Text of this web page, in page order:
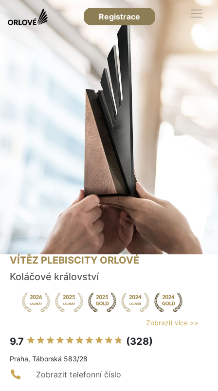
Registrace
VÍTĚZ PLEBISCITY ORLOVÉ
Koláčové království
Zobrazit více >>
9.7 (328)
Praha, Táborská 583/28
Zobrazit telefonní číslo